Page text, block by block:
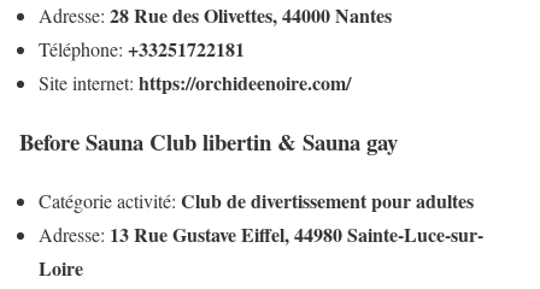
Adresse: 28 Rue des Olivettes, 44000 Nantes
Téléphone: +33251722181
Site internet: https://orchideenoire.com/
Before Sauna Club libertin & Sauna gay
Catégorie activité: Club de divertissement pour adultes
Adresse: 13 Rue Gustave Eiffel, 44980 Sainte-Luce-sur-
Loire